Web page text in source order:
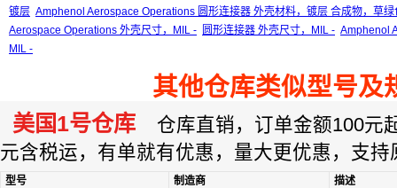
镀层 Amphenol Aerospace Operations 圆形连接器 外壳材料，镀层 合成物，草绿
Aerospace Operations 外壳尺寸，MIL - 圆形连接器 外壳尺寸，MIL - Amphenol
MIL -
其他仓库类似型号及
美国1号仓库 仓库直销，订单金额100元
元含税运，有单就有优惠，量大更优惠，支持
型号 制造商 描述